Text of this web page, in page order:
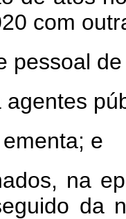
com
pessoal
agentes
e
na